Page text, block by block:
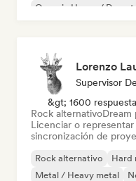
Organic House /
Lorenzo
Supervisor
&gt; 1600
Rock alternativoDream
Licenciar o
sincronización de
Rock alternativo Hard
Metal / Heavy metal